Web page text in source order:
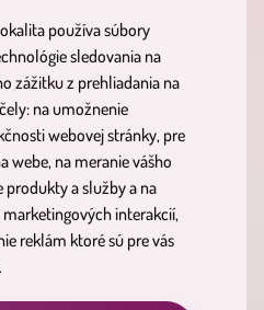
používa súbory
sledovania na
zážitku z prehliadania na
na umožnenie
webovej stránky, pre
webe, na meranie vášho
produkty a služby a na
marketingových interakcií,
reklám ktoré sú pre vás
osobných
poriadok
právach
osôb
odstúpenie od
Účinné látky
Partnerský
program